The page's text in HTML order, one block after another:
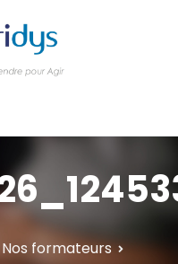
Accompagnement
Formations autour des
dys ou acquis
Nos formateurs